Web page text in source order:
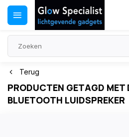
Terug
PRODUCTEN GETAGD MET
BLUETOOTH LUIDSPREKER